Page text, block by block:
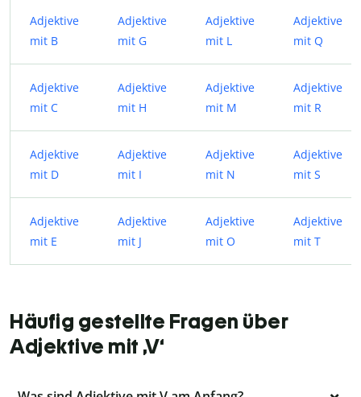
Adjektive
mit B
Adjektive
mit G
Adjektive
mit L
Adjektive
mit Q
Adjektive
mit C
Adjektive
mit H
Adjektive
mit M
Adjektive
mit R
Adjektive
mit D
Adjektive
mit I
Adjektive
mit N
Adjektive
mit S
Adjektive
mit E
Adjektive
mit J
Adjektive
mit O
Adjektive
mit T
Häufig gestellte Fragen über
Adjektive mit ‚V‘